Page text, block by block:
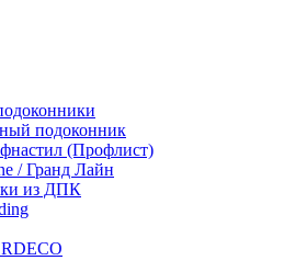
подоконник
(Профлист)
/ Гранд Лайн
из ДПК